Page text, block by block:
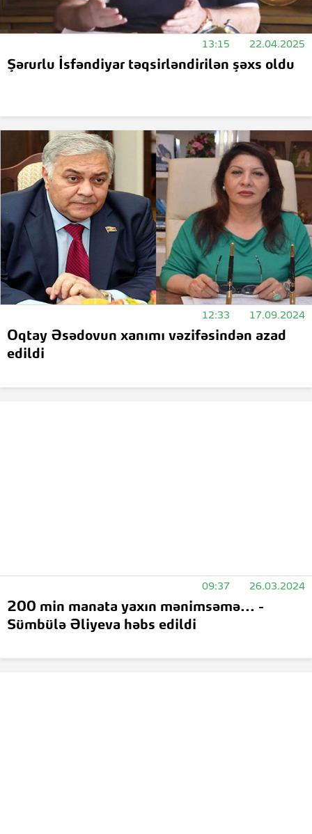
13:15 22.04.2025
Şərurlu İsfəndiyar təqsirləndirilən şəxs oldu
12:33 17.09.2024
Oqtay Əsədovun xanımı vəzifəsindən azad
edildi
09:37 26.03.2024
200 min manata yaxın mənimsəmə... -
Sümbülə Əliyeva həbs edildi